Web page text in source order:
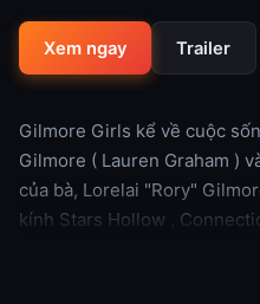
Xem ngay Trailer
Gilmore Girls kể về cuộc
Gilmore ( Lauren Graham )
của bà, Lorelai "Rory"
kính Stars Hollow ,